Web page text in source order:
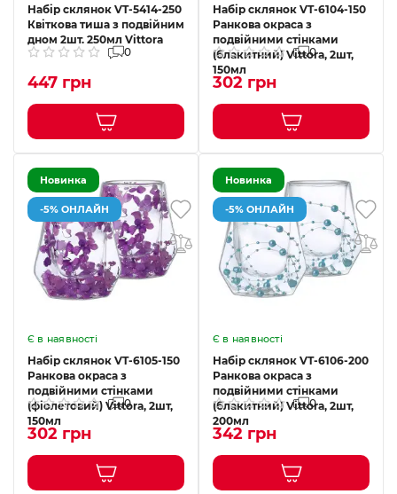
Набір склянок VT-5414-250
Квіткова тиша з подвійним
дном 2шт. 250мл Vittora
0
447 грн
Набір склянок VT-6104-150
Ранкова окраса з
подвійними стінками
(блакитний) Vittora, 2шт,
150мл
0
302 грн
Новинка
-5% ОНЛАЙН
Є в наявності
Набір склянок VT-6105-150
Ранкова окраса з
подвійними стінками
(фіолетовий) Vittora, 2шт,
150мл
0
302 грн
Новинка
-5% ОНЛАЙН
Є в наявності
Набір склянок VT-6106-200
Ранкова окраса з
подвійними стінками
(блакитний) Vittora, 2шт,
200мл
0
342 грн